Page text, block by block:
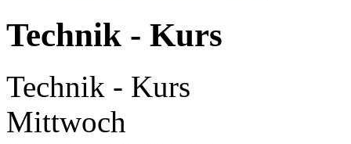
Technik - Kurs
Technik - Kurs
Mittwoch